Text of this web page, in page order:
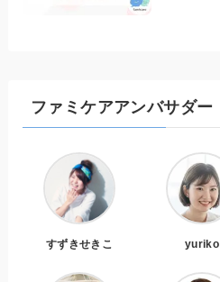
ファミケアアンバサダー
すずきせきこ yuriko